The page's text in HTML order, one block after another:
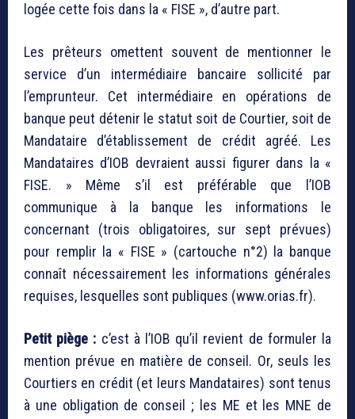
logée cette fois dans la « FISE », d’autre part.
Les prêteurs omettent souvent de mentionner le
service d’un intermédiaire bancaire sollicité par
l’emprunteur. Cet intermédiaire en opérations de
banque peut détenir le statut soit de Courtier, soit de
Mandataire d’établissement de crédit agréé. Les
Mandataires d’IOB devraient aussi figurer dans la «
FISE. » Même s’il est préférable que l’IOB
communique à la banque les informations le
concernant (trois obligatoires, sur sept prévues)
pour remplir la « FISE » (cartouche n°2) la banque
connaît nécessairement les informations générales
requises, lesquelles sont publiques (www.orias.fr).
Petit piège : c’est à l’IOB qu’il revient de formuler la
mention prévue en matière de conseil. Or, seuls les
Courtiers en crédit (et leurs Mandataires) sont tenus
à une obligation de conseil ; les ME et les MNE de